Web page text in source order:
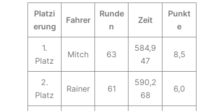
Platzi
erung
Fahrer
Runde
n
Zeit
Punkt
e
1.
Platz
Mitch 63
584,9
47
8,5
2.
Platz
Rainer 61
590,2
68
6,0